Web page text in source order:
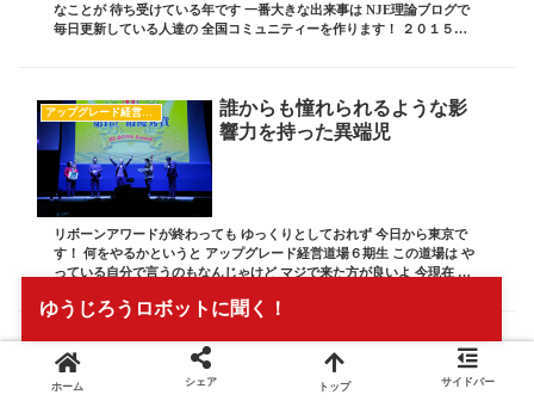
なことが 待ち受けている年です 一番大きな出来事は NJE理論ブログで
毎日更新している人達の 全国コミュニティーを作ります！ ２０１５年
アップグレード経営道場
誰からも憧れられるような影
響力を持った異端児
リボーンアワードが終わっても ゆっくりとしておれず 今日から東京で
す！ 何をやるかというと アップグレード経営道場６期生 この道場は や
っている自分で言うのもなんじゃけど マジで来た方が良いよ 今現在 毎
みんな最後は背中を押してほ
しいと思っている！
ホーム シェア トップ サイドバー
ゆうじろうロボットに聞く！